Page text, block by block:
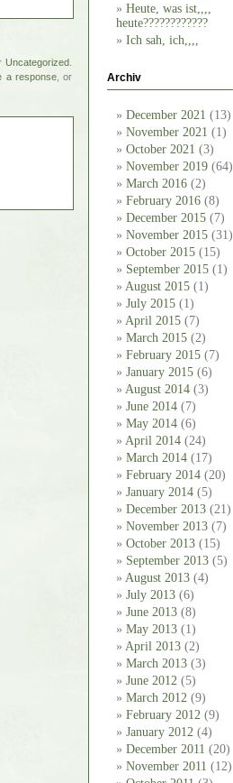
Heute, was ist,,,,
heute????????????
Ich sah, ich,,,,
Archiv
December 2021 (13)
November 2021 (1)
October 2021 (3)
November 2019 (64)
March 2016 (2)
February 2016 (8)
December 2015 (7)
November 2015 (31)
October 2015 (15)
September 2015 (1)
August 2015 (1)
July 2015 (1)
April 2015 (7)
March 2015 (2)
February 2015 (7)
January 2015 (6)
August 2014 (3)
June 2014 (7)
May 2014 (6)
April 2014 (24)
March 2014 (17)
February 2014 (20)
January 2014 (5)
December 2013 (21)
November 2013 (7)
October 2013 (15)
September 2013 (5)
August 2013 (4)
July 2013 (6)
June 2013 (8)
May 2013 (1)
April 2013 (2)
March 2013 (3)
June 2012 (5)
March 2012 (9)
February 2012 (9)
January 2012 (4)
December 2011 (20)
November 2011 (12)
Uncategorized
a response, or